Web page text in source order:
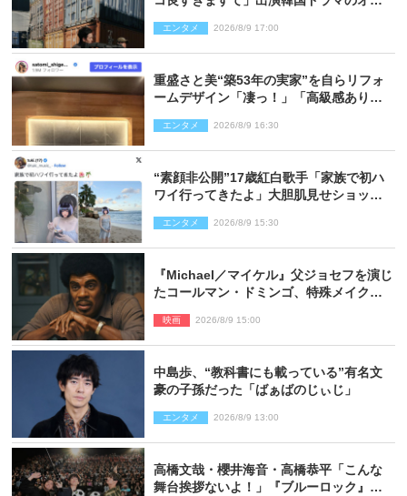
エンタメ 2026/8/9 17:00
重盛さと美“築53年の実家”を自らリフォ
ームデザイン「凄っ！」「高級感ありま
エンタメ 2026/8/9 16:30
“素顔非公開”17歳紅白歌手「家族で初ハ
ワイ行ってきたよ」大胆肌見せショット
エンタメ 2026/8/9 15:30
『Michael／マイケル』父ジョセフを演じ
たコールマン・ドミンゴ、特殊メイクに2
映画 2026/8/9 15:00
中島歩、“教科書にも載っている”有名文
豪の子孫だった「ばぁばのじぃじ」
エンタメ 2026/8/9 13:00
高橋文哉・櫻井海音・高橋恭平「こんな
舞台挨拶ないよ！」『ブルーロック』自